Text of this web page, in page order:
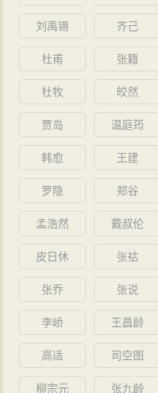
刘禹锡 齐己
杜甫 张籍
杜牧 皎然
贾岛 温庭筠
韩愈 王建
罗隐 郑谷
孟浩然 戴叔伦
皮日休 张祜
张乔 张说
李峤 王昌龄
高适 司空图
柳宗元 张九龄